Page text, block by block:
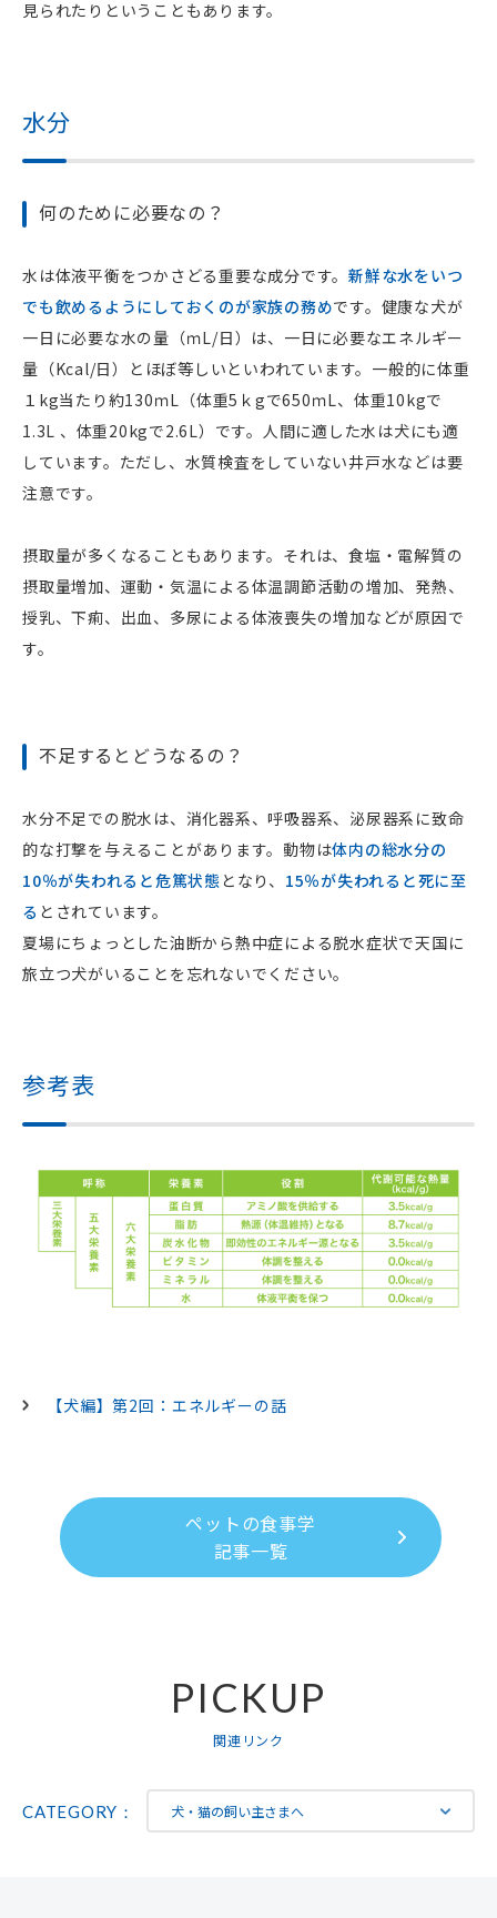
見られたりということもあります。
水分
何のために必要なの？
水は体液平衡をつかさどる重要な成分です。 新鮮な水をいつ
でも飲めるようにしておくのが家族の務めです。健康な犬が
一日に必要な水の量（ｍL/日）は、一日に必要なエネルギー
量（Kcal/日）とほぼ等しいといわれています。一般的に体重
１kg当たり約130ｍL（体重5ｋgで650ｍL、体重10kgで
1.3L 、体重20kgで2.6L）です。人間に適した水は犬にも適
しています。ただし、水質検査をしていない井戸水などは要
注意です。
摂取量が多くなることもあります。それは、食塩・電解質の
摂取量増加、運動・気温による体温調節活動の増加、発熱、
授乳、下痢、出血、多尿による体液喪失の増加などが原因で
す。
不足するとどうなるの？
水分不足での脱水は、消化器系、呼吸器系、泌尿器系に致命
的な打撃を与えることがあります。動物は体内の総水分の
10％が失われると危篤状態となり、 15％が失われると死に至
る とされています。
夏場にちょっとした油断から熱中症による脱水症状で天国に
旅立つ犬がいることを忘れないでください。
参考表
【犬編】第2回：エネルギーの話
ペットの食事学
記事一覧
PICKUP
関連リンク
CATEGORY：